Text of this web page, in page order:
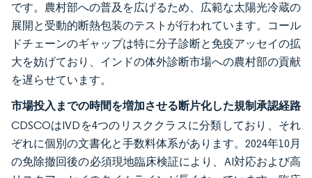
です。農村部への普及を広げるため、広範な太陽光冷蔵の
展開と受動的断熱包装のテストが行われています。コール
ドチェーンのギャップは特に分子診断と免疫アッセイの拡
大を妨げており、インドの体外診断市場への農村部の貢献
を遅らせています。
市場投入までの時間を増加させる断片化した規制承認経路
CDSCOはIVDを4つのリスククラスに分類しており、それ
ぞれに個別の文書化と手数料体系があります。2024年10月
の免除撤回後の必須現地臨床検証により、AI対応および高